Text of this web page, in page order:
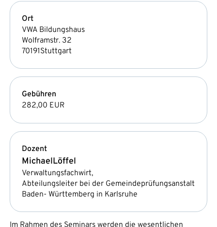
Ort
VWA Bildungshaus
Wolframstr. 32
70191Stuttgart
Gebühren
282,00 EUR
Dozent
MichaelLöffel
Verwaltungsfachwirt,
Abteilungsleiter bei der Gemeindeprüfungsanstalt
Baden- Württemberg in Karlsruhe
Im Rahmen des Seminars werden die wesentlichen